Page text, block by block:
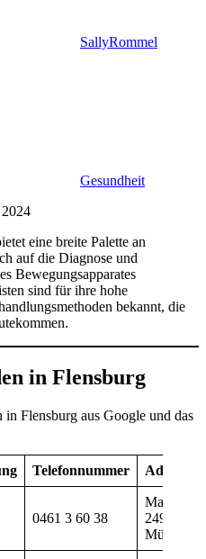
SallyRommel
Gesundheit
eine breite Palette an
auf die Diagnose und
Bewegungsapparates
sind für ihre hohe
bekannt, die
in Flensburg
Flensburg aus Google und das
Telefonnummer Adresse
0461 3 60 38
24944
Mürwik